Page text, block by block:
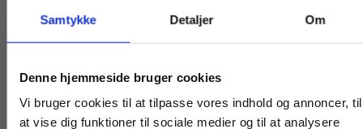
Samtykke Detaljer Om
Denne hjemmeside bruger cookies
Vi bruger cookies til at tilpasse vores indhold og annoncer, til
at vise dig funktioner til sociale medier og til at analysere
Køb læremidler og find masterclasses mm.
Fortsæt som: